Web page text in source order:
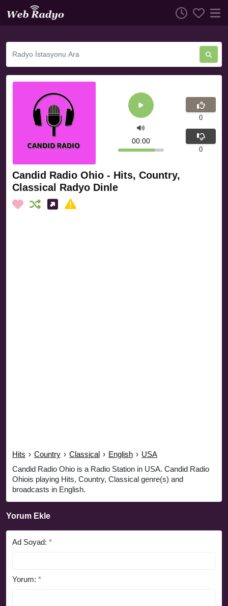
Candid Radio Ohio - Hits, Country,
Classical Radyo Dinle
Hits › Country › Classical › English › USA
Candid Radio Ohio is a Radio Station in USA. Candid Radio
Ohiois playing Hits, Country, Classical genre(s) and
broadcasts in English.
00:00
0
0
Yorum Ekle
Ad Soyad: *
Yorum: *